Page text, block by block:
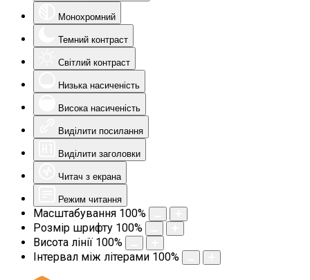
Монохромний
Темний контраст
Світлий контраст
Низька насиченість
Висока насиченість
Виділити посилання
Виділити заголовки
Читач з екрана
Режим читання
Масштабування 100%
Розмір шрифту 100%
Висота лінії 100%
Інтервал між літерами 100%